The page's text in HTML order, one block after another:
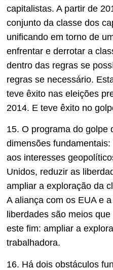
capitalistas. A partir de
conjunto da classe dos
unificando em torno de
enfrentar e derrotar a
dentro das regras se
regras se necessário.
teve êxito nas eleições
2014. E teve êxito no
15. O programa do golpe
dimensões fundamentais:
aos interesses
Unidos, reduzir as
ampliar a exploração da
A aliança com os EUA e
liberdades são meios
este fim: ampliar a
trabalhadora.
16. Há dois obstáculos